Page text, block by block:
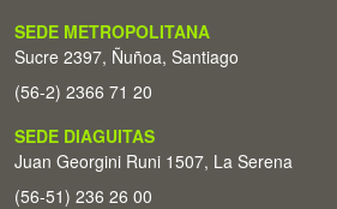
SEDE METROPOLITANA
Sucre 2397, Ñuñoa, Santiago
(56-2) 2366 71 20
SEDE DIAGUITAS
Juan Georgini Runi 1507, La Serena
(56-51) 236 26 00